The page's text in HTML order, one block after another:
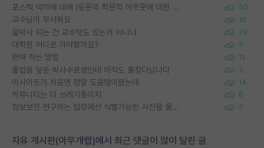
포스텍 억까에 대해 (동문의 학문적 아웃풋에 대한 반박) 50
교수님이 무서워요 16
물박사 되는 건 교수탓도 있는거 아니냐 29
대학원 어디로 가야할까요? 5
편애 하는 방법 12
졸업을 앞둔 박사수료생인데 아직도 출장다닙니다 3
이사이트가 처음엔 정말 도움많이됐는데 14
커뮤니티는 다 쓰레기통이지 6
정보보안 연구하는 입장에선 식별가능한 사진을 올리는건 비추이긴함 5
자유 게시판(아무개랩)에서 최근 댓글이 많이 달린 글